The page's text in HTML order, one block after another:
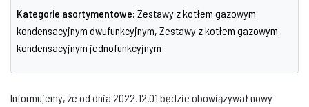
Kategorie asortymentowe: Zestawy z kotłem gazowym
kondensacyjnym dwufunkcyjnym, Zestawy z kotłem gazowym
kondensacyjnym jednofunkcyjnym
Informujemy, że od dnia 2022.12.01 będzie obowiązywał nowy